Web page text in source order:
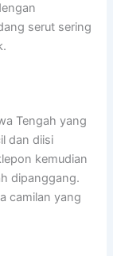
serut sering
Tengah yang
dan diisi
kemudian
dipanggang.
camilan yang